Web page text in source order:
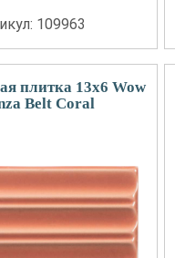
109963
плитка 13x6 Wow
Belt Coral